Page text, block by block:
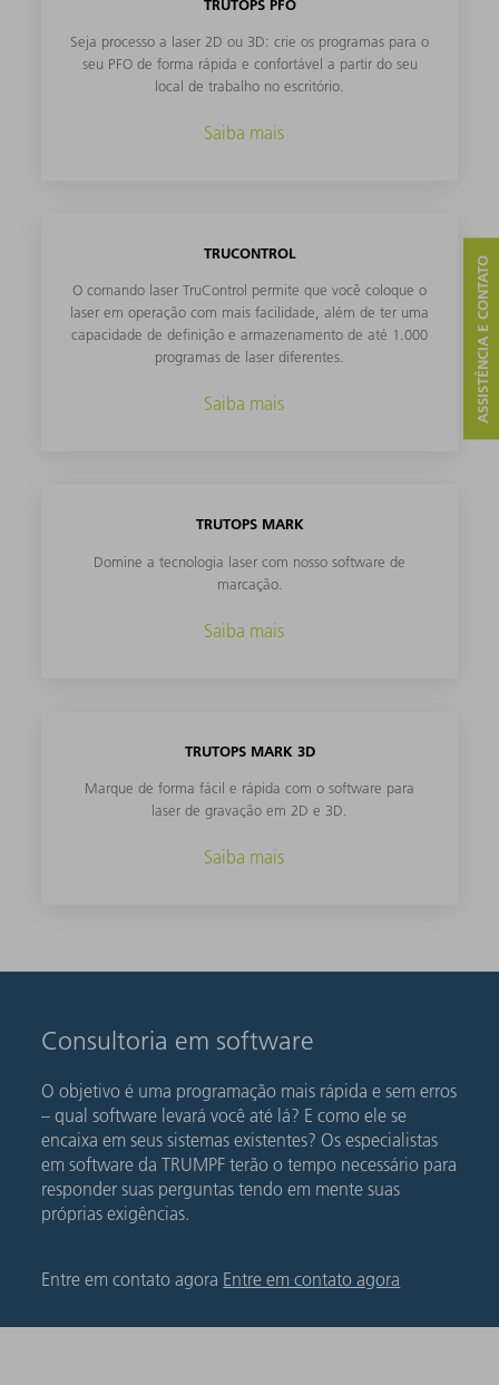
TRUTOPS PFO
Seja processo a laser 2D ou 3D: crie os programas para o
seu PFO de forma rápida e confortável a partir do seu
local de trabalho no escritório.
Saiba mais
TRUCONTROL
O comando laser TruControl permite que você coloque o
laser em operação com mais facilidade, além de ter uma
capacidade de definição e armazenamento de até 1.000
programas de laser diferentes.
Saiba mais
TRUTOPS MARK
Domine a tecnologia laser com nosso software de
marcação.
Saiba mais
TRUTOPS MARK 3D
Marque de forma fácil e rápida com o software para
laser de gravação em 2D e 3D.
Saiba mais
Consultoria em software
O objetivo é uma programação mais rápida e sem erros
– qual software levará você até lá? E como ele se
encaixa em seus sistemas existentes? Os especialistas
em software da TRUMPF terão o tempo necessário para
responder suas perguntas tendo em mente suas
próprias exigências.
Entre em contato agora Entre em contato agora
ASSISTÊNCIA E CONTATO